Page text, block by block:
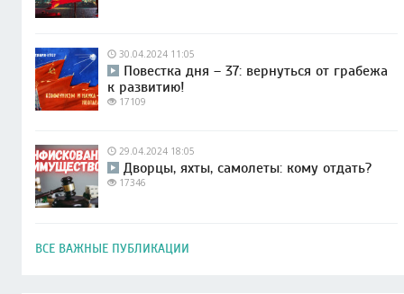
30.04.2024 11:05
Повестка дня – 37: вернуться от грабежа
к развитию!
17109
29.04.2024 18:05
Дворцы, яхты, самолеты: кому отдать?
17346
ВСЕ ВАЖНЫЕ ПУБЛИКАЦИИ